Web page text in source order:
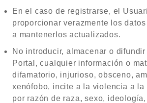
En el caso de registrarse, el
proporcionar verazmente los
a mantenerlos actualizados.
No introducir, almacenar o difundir
Portal, cualquier información o
difamatorio, injurioso, obsceno,
xenófobo, incite a la violencia a la
por razón de raza, sexo,